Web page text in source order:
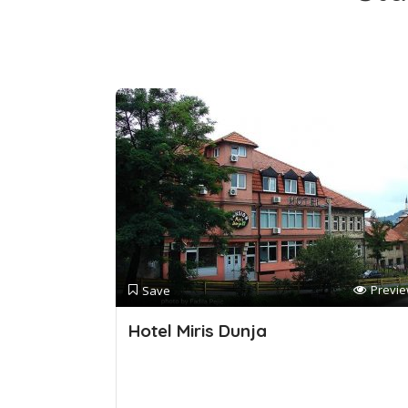
Save
Hotel Miris Dunja